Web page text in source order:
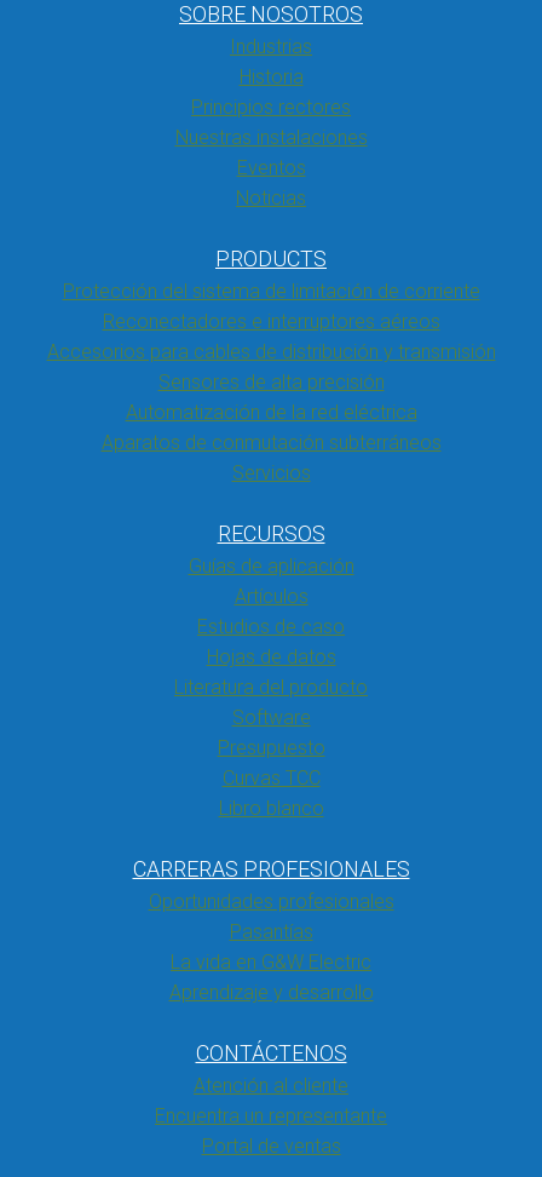
SOBRE NOSOTROS
Industrias
Historia
Principios rectores
Nuestras instalaciones
Eventos
Noticias
PRODUCTS
Protección del sistema de limitación de corriente
Reconectadores e interruptores aéreos
Accesorios para cables de distribución y transmisión
Sensores de alta precisión
Automatización de la red eléctrica
Aparatos de conmutación subterráneos
Servicios
RECURSOS
Guías de aplicación
Artículos
Estudios de caso
Hojas de datos
Literatura del producto
Software
Presupuesto
Curvas TCC
Libro blanco
CARRERAS PROFESIONALES
Oportunidades profesionales
Pasantías
La vida en G&W Electric
Aprendizaje y desarrollo
CONTÁCTENOS
Atención al cliente
Encuentra un representante
Portal de ventas